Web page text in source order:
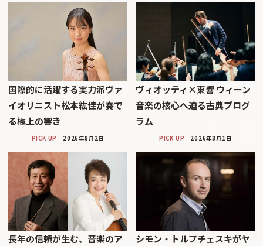
国際的に活躍する実力派ヴァ
イオリニスト松本紘佳が奏で
る極上の響き
PICK UP 2026年8月2日
ヴィオッティ×東響 ウィーン
音楽の核心へ迫る古典プログ
ラム
PICK UP 2026年8月1日
長年の信頼が生む、音楽のア
シモン・トルプチェスキがヤ